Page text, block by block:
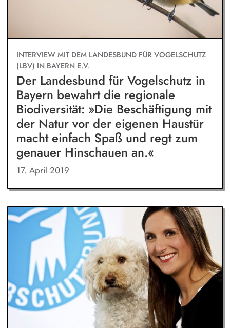
INTERVIEW MIT DEM LANDESBUND FÜR VOGELSCHUTZ
(LBV) IN BAYERN E.V.
Der Landesbund für Vogelschutz in
Bayern bewahrt die regionale
Biodiversität: »Die Beschäftigung mit
der Natur vor der eigenen Haustür
macht einfach Spaß und regt zum
genauer Hinschauen an.«
17. April 2019